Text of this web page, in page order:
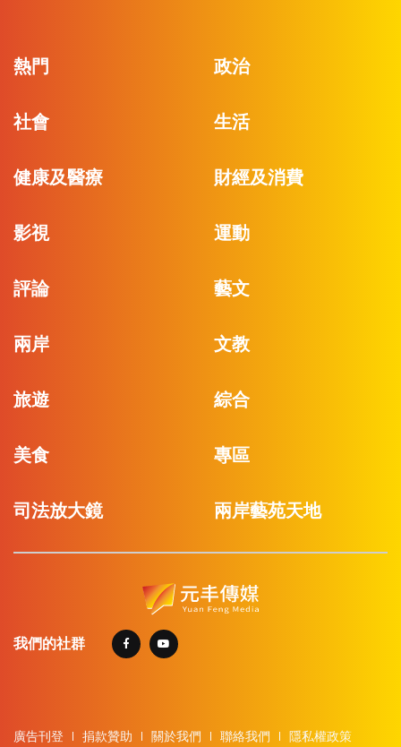
熱門 政治
社會 生活
健康及醫療 財經及消費
影視 運動
評論 藝文
兩岸 文教
旅遊 綜合
美食 專區
司法放大鏡 兩岸藝苑天地
我們的社群
廣告刊登 捐款贊助 關於我們 聯絡我們 隱私權政策